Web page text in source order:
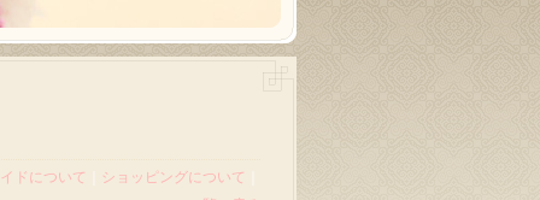
ドについて ショッピングについて